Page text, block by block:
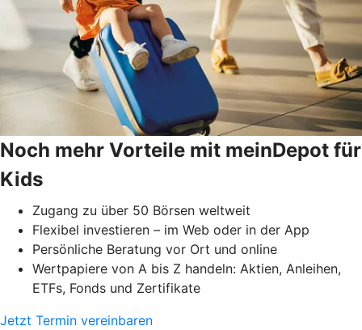
Noch mehr Vorteile mit meinDepot für
Kids
Zugang zu über 50 Börsen weltweit
Flexibel investieren – im Web oder in der App
Persönliche Beratung vor Ort und online
Wertpapiere von A bis Z handeln: Aktien, Anleihen,
ETFs, Fonds und Zertifikate
Jetzt Termin vereinbaren